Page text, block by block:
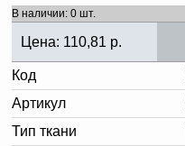
В наличии: 0 шт.
Цена: 110,81 р.
Код
Артикул
Тип ткани